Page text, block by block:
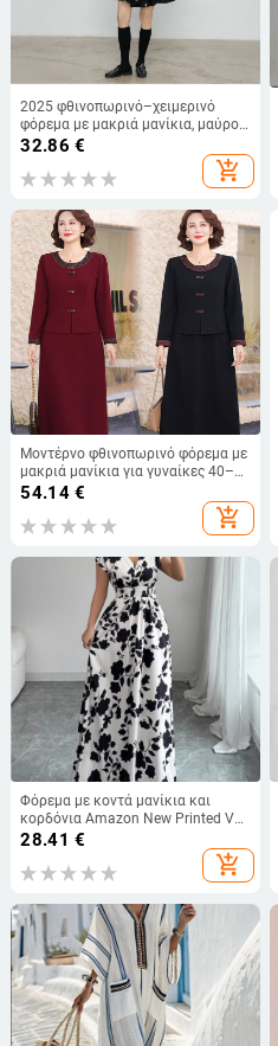
2025 φθινοπωρινό–χειμερινό
φόρεμα με μακριά μανίκια, μαύρο
φλοράλ σχέδιο, άνετη γραμμή, για
γυναίκες, vintage στη μέση και
φούστα με στρώσεις
32.86 €
add_shopping_cart
Μοντέρνο φθινοπωρινό φόρεμα με
μακριά μανίκια για γυναίκες 40–
50 ετών, μήκος μέσου, εφέ δύο
κομματιών, κομψό και νεανικό
54.14€
add_shopping_cart
Φόρεμα με κοντά μανίκια και
κορδόνια Amazon New Printed V
neck overback Μακρύ φόρεμα με
γυναικεία ρούχα
28.41 €
add_shopping_cart